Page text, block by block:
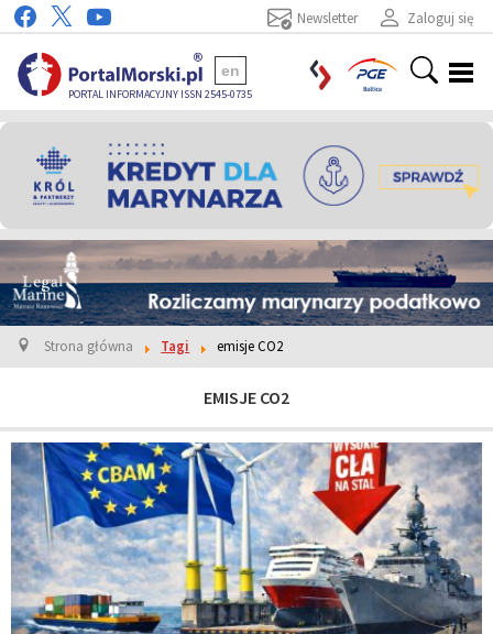
Zaloguj się
Newsletter
PORTAL INFORMACYJNY ISSN 2545-0735
en
Strona główna Tagi emisje CO2
EMISJE CO2